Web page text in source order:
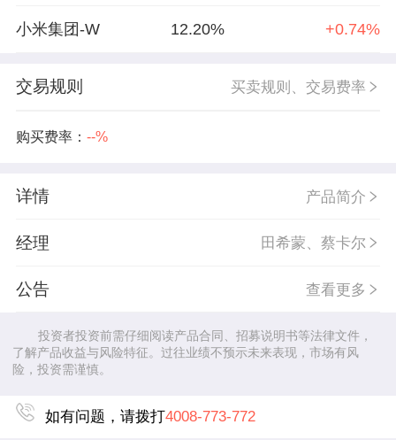
小米集团-W 12.20% +0.74%
交易规则 买卖规则、交易费率
购买费率： --%
详情 产品简介
经理 田希蒙、蔡卡尔
公告 查看更多
投资者投资前需仔细阅读产品合同、招募说明书等法律文件，
了解产品收益与风险特征。过往业绩不预示未来表现，市场有风
险，投资需谨慎。
如有问题，请拨打4008-773-772